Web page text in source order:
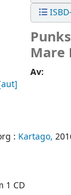
Mare
Av:
: Kartago,
1 CD